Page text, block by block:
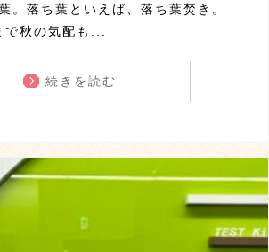
。落ち葉といえば、落ち葉焚き。
秋の気配も...
続きを読む